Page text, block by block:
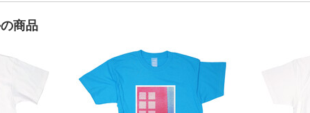
商品